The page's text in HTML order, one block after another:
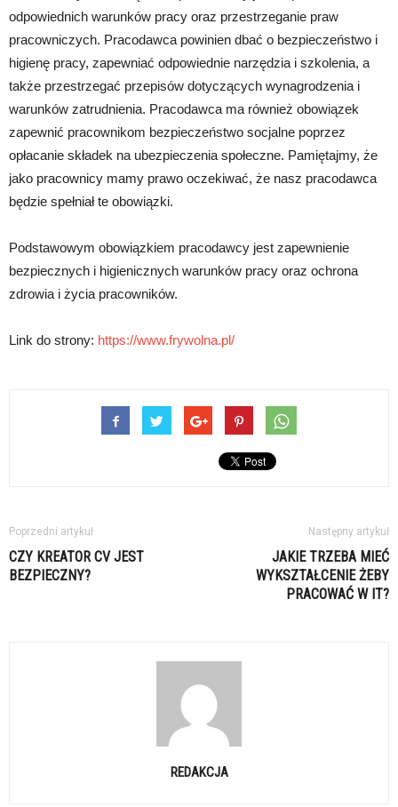
odpowiednich warunków pracy oraz przestrzeganie praw
pracowniczych. Pracodawca powinien dbać o bezpieczeństwo i
higienę pracy, zapewniać odpowiednie narzędzia i szkolenia, a
także przestrzegać przepisów dotyczących wynagrodzenia i
warunków zatrudnienia. Pracodawca ma również obowiązek
zapewnić pracownikom bezpieczeństwo socjalne poprzez
opłacanie składek na ubezpieczenia społeczne. Pamiętajmy, że
jako pracownicy mamy prawo oczekiwać, że nasz pracodawca
będzie spełniał te obowiązki.
Podstawowym obowiązkiem pracodawcy jest zapewnienie
bezpiecznych i higienicznych warunków pracy oraz ochrona
zdrowia i życia pracowników.
Link do strony: https://www.frywolna.pl/
Poprzedni artykuł
CZY KREATOR CV JEST
BEZPIECZNY?
Następny artykuł
JAKIE TRZEBA MIEĆ
WYKSZTAŁCENIE ŻEBY
PRACOWAĆ W IT?
REDAKCJA